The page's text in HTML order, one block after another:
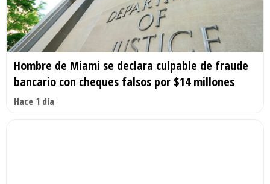
Hombre de Miami se declara culpable de fraude
bancario con cheques falsos por $14 millones
Hace 1 día